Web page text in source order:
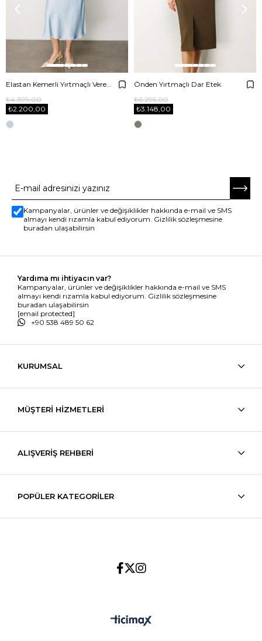
Elastan Kemerli Yırtmaçlı Verev Etek
₺2.200,00
₺4.399,00
Önden Yırtmaçlı Dar Etek
₺3.148,00
₺6.295,00
Kampanyalar, ürünler ve değişiklikler hakkında e-mail ve SMS
almayı kendi rızamla kabul ediyorum. Gizlilik sözleşmesine
buradan ulaşabilirsin
Yardıma mı ihtiyacın var?
Kampanyalar, ürünler ve değişiklikler hakkında e-mail ve SMS
almayı kendi rızamla kabul ediyorum. Gizlilik sözleşmesine
buradan ulaşabilirsin
[email protected]
+90 538 489 50 62
KURUMSAL
MÜŞTERİ HİZMETLERİ
ALIŞVERİŞ REHBERİ
POPÜLER KATEGORİLER